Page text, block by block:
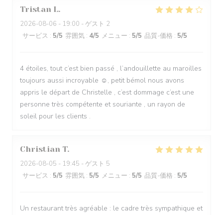
Tristan L
2026-08-06 - 19:00 - ゲスト 2
サービス : 5/5 雰囲気 : 4/5 メニュー : 5/5 品質-価格 : 5/5
4 étoiles, tout c’est bien passé , l’andouillette au maroilles
toujours aussi incroyable ☺️, petit bémol nous avons
appris le départ de Christelle , c’est dommage c’est une
personne très compétente et souriante , un rayon de
soleil pour les clients .
Christian T
2026-08-05 - 19:45 - ゲスト 5
サービス : 5/5 雰囲気 : 5/5 メニュー : 5/5 品質-価格 : 5/5
Un restaurant très agréable : le cadre très sympathique et